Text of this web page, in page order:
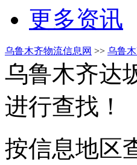
更多资讯
乌鲁木齐物流信息网 >> 乌鲁
乌鲁木齐达
进行查找！
按信息地区